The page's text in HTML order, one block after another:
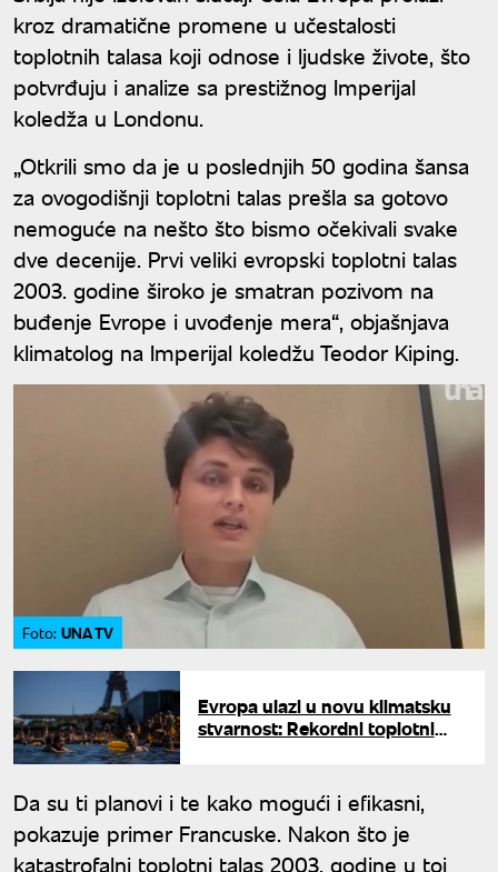
kroz dramatične promene u učestalosti
toplotnih talasa koji odnose i ljudske živote, što
potvrđuju i analize sa prestižnog Imperijal
koledža u Londonu.
„Otkrili smo da je u poslednjih 50 godina šansa
za ovogodišnji toplotni talas prešla sa gotovo
nemoguće na nešto što bismo očekivali svake
dve decenije. Prvi veliki evropski toplotni talas
2003. godine široko je smatran pozivom na
buđenje Evrope i uvođenje mera“, objašnjava
klimatolog na Imperijal koledžu Teodor Kiping.
Foto: UNA TV
Evropa ulazi u novu klimatsku
stvarnost: Rekordni toplotni
Da su ti planovi i te kako mogući i efikasni,
pokazuje primer Francuske. Nakon što je
katastrofalni toplotni talas 2003. godine u toj